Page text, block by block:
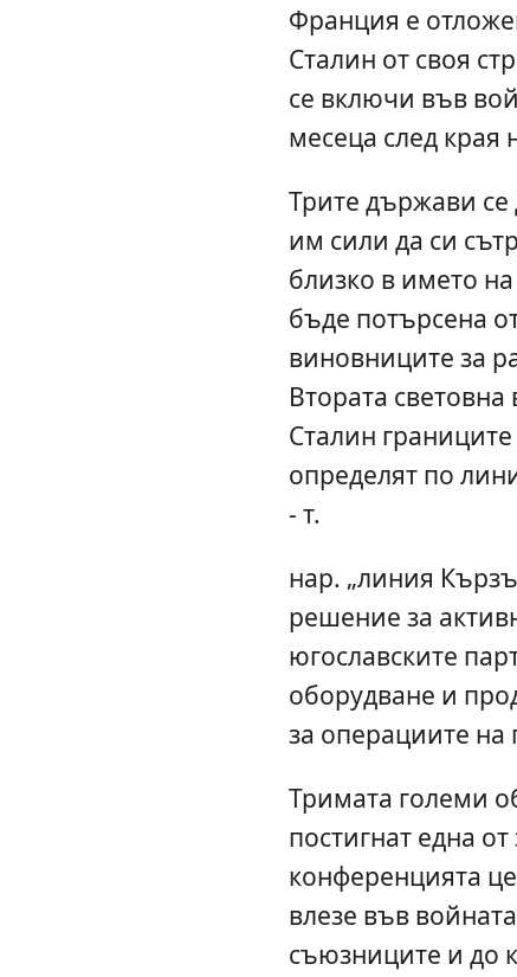
Франция е
Сталин от своя
се включи във
месеца след края
Трите държави
им сили да си
близко в името
бъде потърсена
виновниците за
Втората
Сталин
определят по
- т.
нар. „линия
решение за
югославските
оборудване и
за операциите на
Тримата големи
постигнат една
конференцията
влезе във
съюзниците и до